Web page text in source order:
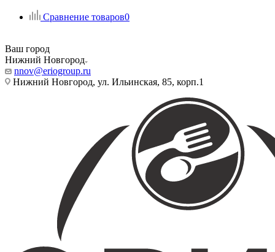
Сравнение товаров0
Ваш город
Нижний Новгород
nnov@eriogroup.ru
Нижний Новгород, ул. Ильинская, 85, корп.1